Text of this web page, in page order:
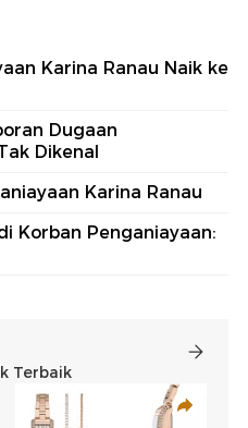
Karina Ranau Naik ke
Dugaan
Dikenal
Karina Ranau
Korban Penganiayaan: